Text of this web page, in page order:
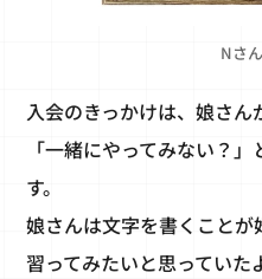
Nさ
入会のきっかけは、娘さん
「一緒にやってみない？
す。
娘さんは文字を書くこと
習ってみたいと思っていた